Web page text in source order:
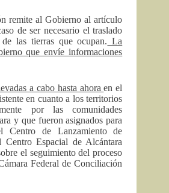
remite al Gobierno al artículo
de ser necesario el traslado
las tierras que ocupan. La
que envíe informaciones
a cabo hasta ahoraen el
en cuanto a los territorios
por las comunidades
y que fueron asignados para
Centro de Lanzamiento de
Espacial de Alcántara
el seguimiento del proceso
Federal de Conciliación